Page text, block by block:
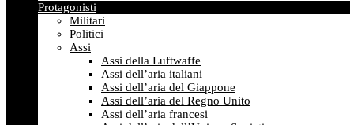
Protagonisti
Militari
Politici
Assi
Assi della Luftwaffe
Assi dell’aria italiani
Assi dell’aria del Giappone
Assi dell’aria del Regno Unito
Assi dell’aria francesi